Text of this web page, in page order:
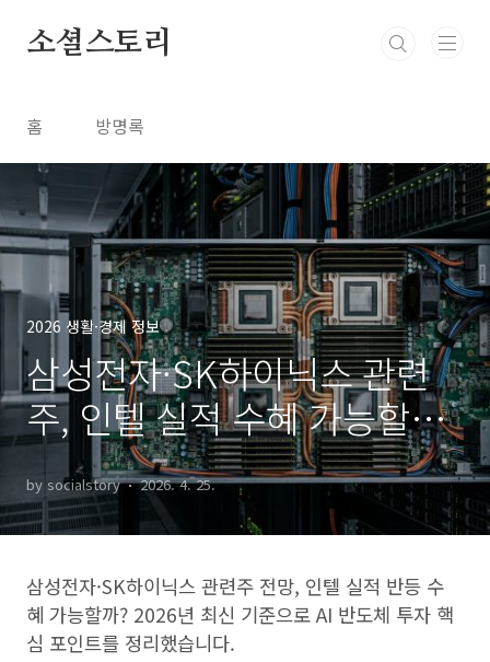
소셜스토리
홈 방명록
2026 생활·경제 정보
삼성전자·SK하이닉스 관련
주, 인텔 실적 수혜 가능할까?
최신 기준 완벽정리
by socialstory 2026. 4. 25.
삼성전자·SK하이닉스 관련주 전망, 인텔 실적 반등 수
혜 가능할까? 2026년 최신 기준으로 AI 반도체 투자 핵
심 포인트를 정리했습니다.